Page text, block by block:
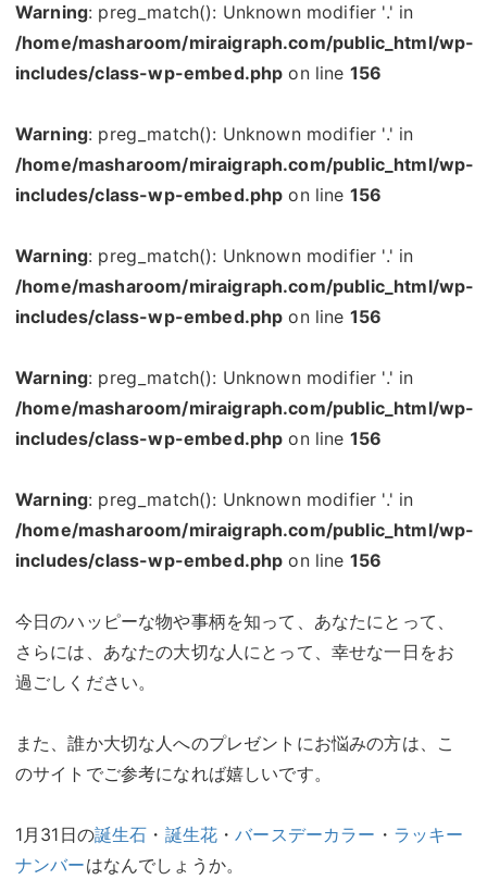
Warning: preg_match(): Unknown modifier '.' in
/home/masharoom/miraigraph.com/public_html/wp-
includes/class-wp-embed.php on line 156
Warning: preg_match(): Unknown modifier '.' in
/home/masharoom/miraigraph.com/public_html/wp-
includes/class-wp-embed.php on line 156
Warning: preg_match(): Unknown modifier '.' in
/home/masharoom/miraigraph.com/public_html/wp-
includes/class-wp-embed.php on line 156
Warning: preg_match(): Unknown modifier '.' in
/home/masharoom/miraigraph.com/public_html/wp-
includes/class-wp-embed.php on line 156
Warning: preg_match(): Unknown modifier '.' in
/home/masharoom/miraigraph.com/public_html/wp-
includes/class-wp-embed.php on line 156
今日のハッピーな物や事柄を知って、あなたにとって、
さらには、あなたの大切な人にとって、幸せな一日をお
過ごしください。
また、誰か大切な人へのプレゼントにお悩みの方は、こ
のサイトでご参考になれば嬉しいです。
1月31日の誕生石 ・ 誕生花 ・バースデーカラー ・ ラッキー
ナンバーはなんでしょうか。